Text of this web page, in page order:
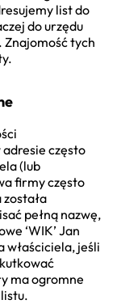
list do
do urzędu
tych
adresie często
(lub
firmy często
pełną nazwę,
‘WIK’ Jan
właściciela, jeśli
ma ogromne